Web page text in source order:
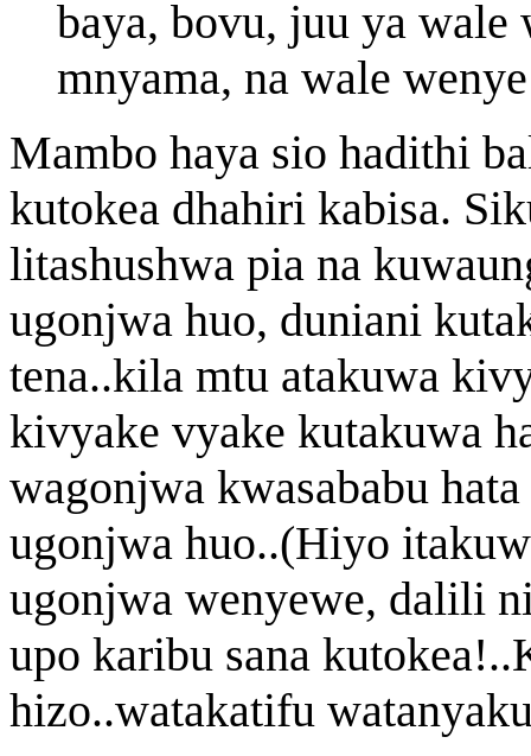
baya, bovu, juu ya wale
mnyama, na wale
Mambo haya sio hadithi
kutokea dhahiri kabisa.
litashushwa pia na
ugonjwa huo, duniani
tena..kila mtu atakuwa
kivyake vyake kutakuwa
wagonjwa kwasababu
ugonjwa huo..(Hiyo
ugonjwa wenyewe, dalili
upo karibu sana
hizo..watakatifu